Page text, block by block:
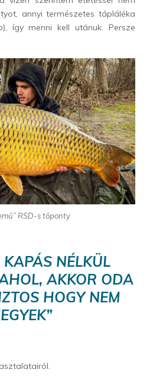
annyi természetes tápláléka
így menni kell utánuk. Persze
RSD-s tőponty
NÉLKÜL
AKKOR ODA
HOGY NEM